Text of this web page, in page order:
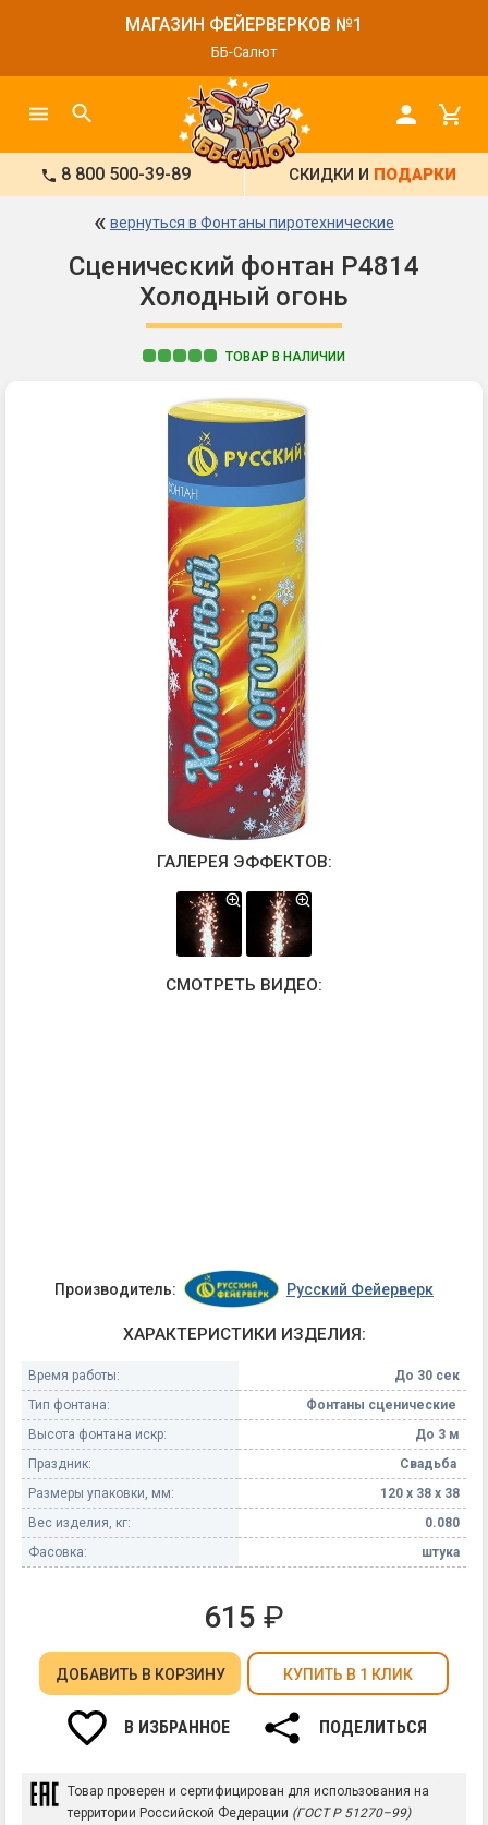
МАГАЗИН ФЕЙЕРВЕРКОВ №1
ББ-Салют
8 800 500-39-89 СКИДКИ И ПОДАРКИ
« вернуться в Фонтаны пиротехнические
Сценический фонтан Р4814
Холодный огонь
ТОВАР В НАЛИЧИИ
ГАЛЕРЕЯ ЭФФЕКТОВ:
СМОТРЕТЬ ВИДЕО:
Производитель: Русский Фейерверк
ХАРАКТЕРИСТИКИ ИЗДЕЛИЯ:
Время работы:
До 30 сек
Тип фонтана:
Фонтаны сценические
Высота фонтана искр:
До 3 м
Праздник:
Свадьба
Размеры упаковки, мм:
120 х 38 х 38
Вес изделия, кг:
0.080
Фасовка:
штука
615 ₽
ДОБАВИТЬ В КОРЗИНУ КУПИТЬ В 1 КЛИК
В ИЗБРАННОЕ ПОДЕЛИТЬСЯ
Товар проверен и сертифицирован для использования на
территории Российской Федерации (ГОСТ Р 51270–99)